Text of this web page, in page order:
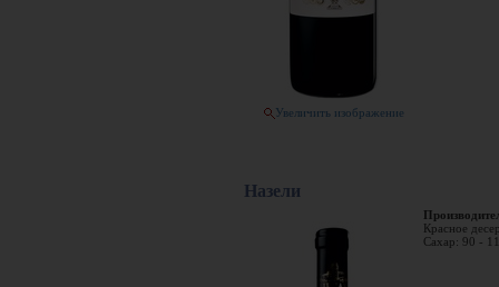
Увеличить изображение
Назели
Красное
Сахар: 90 -